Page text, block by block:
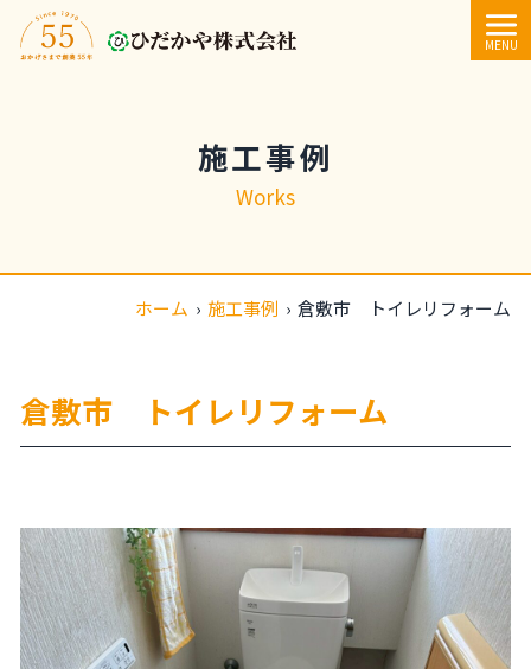
内容をスキップ
MENU
施工事例
Works
ホーム › 施工事例 › 倉敷市 トイレリフォーム
倉敷市 トイレリフォーム